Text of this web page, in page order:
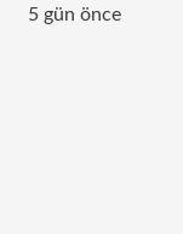
5 gün önce